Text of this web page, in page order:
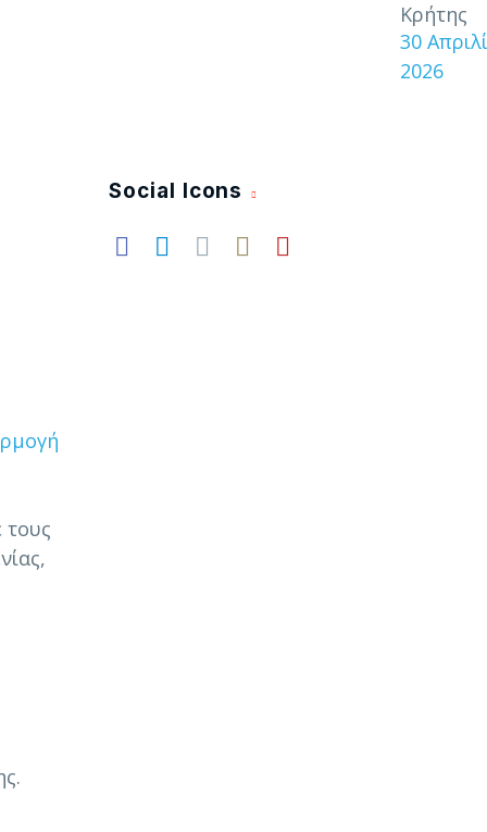
τους
Κρήτης
30
2026
Social Icons